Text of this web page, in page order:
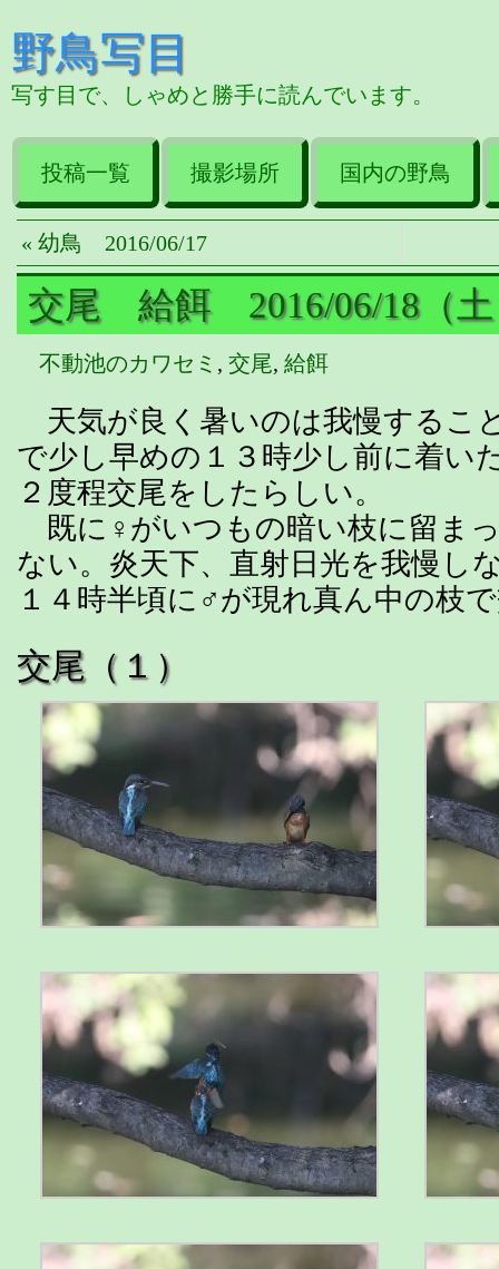
野鳥写目
写す目で、しゃめと勝手に読んでいます。
投稿一覧 撮影場所 国内の野鳥
« 幼鳥 2016/06/17
交尾 給餌 2016/06/18（土
不動池のカワセミ , 交尾, 給餌
天気が良く暑いのは我慢するこ
で少し早めの１３時少し前に着い
２度程交尾をしたらしい。
既に♀がいつもの暗い枝に留ま
ない。炎天下、直射日光を我慢し
１４時半頃に♂が現れ真ん中の枝
交尾（１）